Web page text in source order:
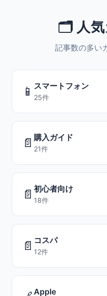
🗂️ 人気
記事数の多い
📱 スマートフォン
25件
📄 購入ガイド
21件
📄 初心者向け
18件
📄 コスパ
12件
Apple